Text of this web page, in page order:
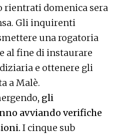
rientrati domenica sera
Gli inquirenti
una rogatoria
al fine di instaurare
e ottenere gli
a Malè.
, gli
avviando verifiche
I cinque sub